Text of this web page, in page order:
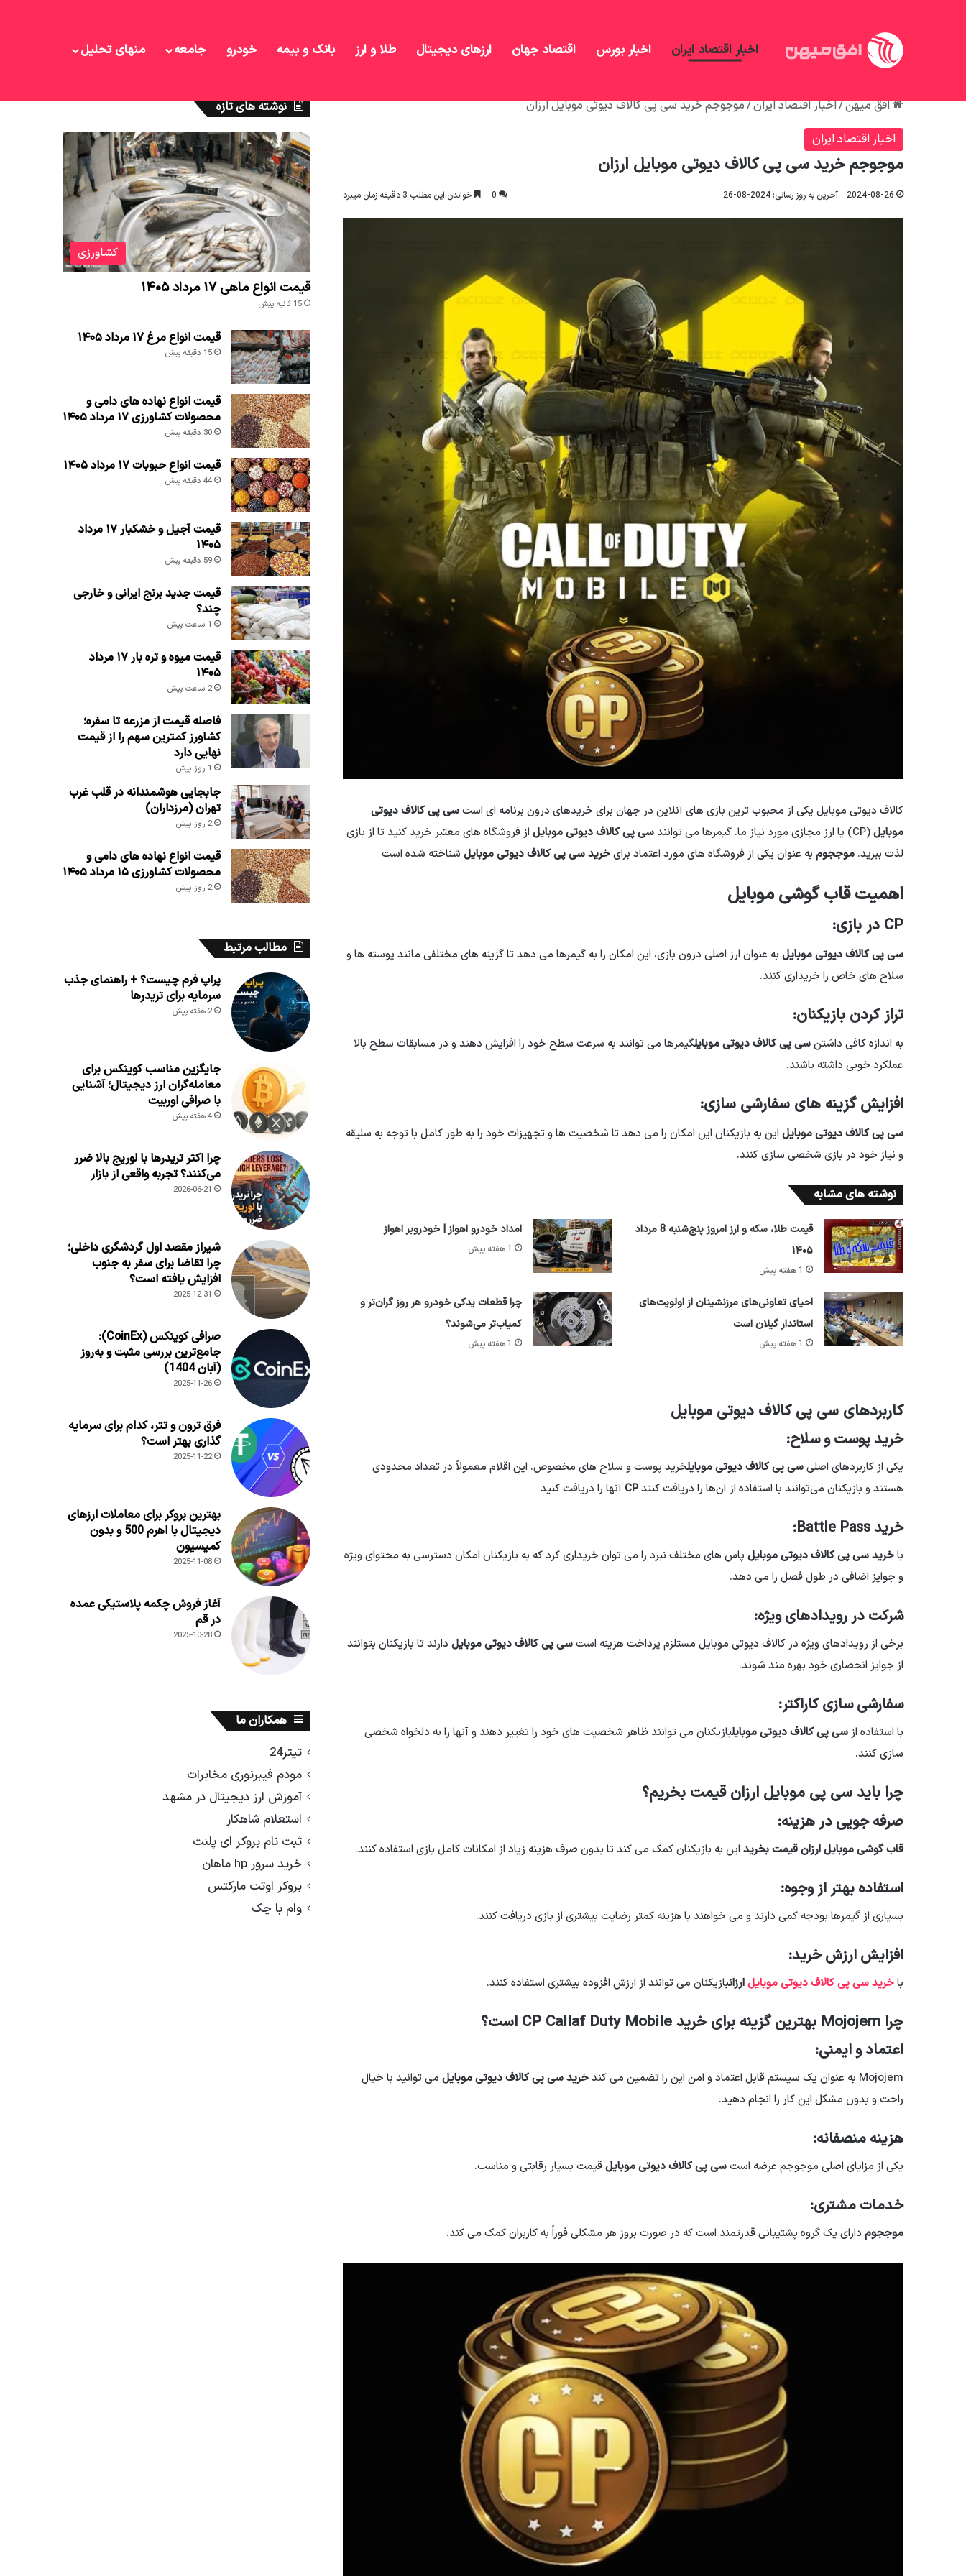
اخبار اقتصاد ایران اخبار بورس اقتصاد جهان ارزهای دیجیتال طلا و ارز بانک و بیمه خودرو جامعه منهای تحلیل
افق میهن/اخبار اقتصاد ایران/موجوجم خرید سی پی کالاف دیوتی موبایل ارزان
اخبار اقتصاد ایران
موجوجم خرید سی پی کالاف دیوتی موبایل ارزان
2024-08-26 آخرین به روز رسانی: 2024-08-26 0 خواندن این مطلب 3 دقیقه زمان میبرد
کالاف دیوتی موبایل یکی از محبوب ترین بازی های آنلاین در جهان برای خریدهای درون برنامه ای استسی پی کالاف دیوتی
موبایل(CP) یا ارز مجازی مورد نیاز ما. گیمرها می توانند سی پی کالاف دیوتی موبایل از فروشگاه های معتبر خرید کنید تا از بازی
لذت ببرید. موججوم به عنوان یکی از فروشگاه های مورد اعتماد برایخرید سی پی کالاف دیوتی موبایل شناخته شده است
اهمیت قاب گوشی موبایل
CP در بازی:
سی پی کالاف دیوتی موبایل به عنوان ارز اصلی درون بازی، این امکان را به گیمرها می دهد تا گزینه های مختلفی مانند پوسته ها و
سلاح های خاص را خریداری کنند.
تراز کردن بازیکنان:
به اندازه کافی داشتنسی پی کالاف دیوتی موبایلگیمرها می توانند به سرعت سطح خود را افزایش دهند و در مسابقات سطح بالا
عملکرد خوبی داشته باشند.
افزایش گزینه های سفارشی سازی:
سی پی کالاف دیوتی موبایل این به بازیکنان این امکان را می دهد تا شخصیت ها و تجهیزات خود را به طور کامل با توجه به سلیقه
و نیاز خود در بازی شخصی سازی کنند.
نوشته های مشابه
قیمت طلا، سکه و ارز امروز پنج‌شنبه 8 مرداد
۱۴۰۵
1 هفته پیش
امداد خودرو اهواز | خودروبر اهواز
1 هفته پیش
احیای تعاونی‌های مرزنشینان از اولویت‌های
استاندار گیلان است
1 هفته پیش
چرا قطعات یدکی خودرو هر روز گران‌تر و
کمیاب‌تر می‌شوند؟
1 هفته پیش
کاربردهای سی پی کالاف دیوتی موبایل
خرید پوست و سلاح:
یکی از کاربردهای اصلیسی پی کالاف دیوتی موبایلخرید پوست و سلاح های مخصوص. این اقلام معمولاً در تعداد محدودی
هستند و بازیکنان می‌توانند با استفاده از آن‌ها را دریافت کنندCP آنها را دریافت کنید
خرید Battle Pass:
باخرید سی پی کالاف دیوتی موبایل پاس های مختلف نبرد را می توان خریداری کرد که به بازیکنان امکان دسترسی به محتوای ویژه
و جوایز اضافی در طول فصل را می دهد.
شرکت در رویدادهای ویژه:
برخی از رویدادهای ویژه در کالاف دیوتی موبایل مستلزم پرداخت هزینه استسی پی کالاف دیوتی موبایل دارند تا بازیکنان بتوانند
از جوایز انحصاری خود بهره مند شوند.
سفارشی سازی کاراکتر:
با استفاده ازسی پی کالاف دیوتی موبایلبازیکنان می توانند ظاهر شخصیت های خود را تغییر دهند و آنها را به دلخواه شخصی
سازی کنند.
چرا باید سی پی موبایل ارزان قیمت بخریم؟
صرفه جویی در هزینه:
قاب گوشی موبایل ارزان قیمت بخرید این به بازیکنان کمک می کند تا بدون صرف هزینه زیاد از امکانات کامل بازی استفاده کنند.
استفاده بهتر از وجوه:
بسیاری از گیمرها بودجه کمی دارند و می خواهند با هزینه کمتر رضایت بیشتری از بازی دریافت کنند.
افزایش ارزش خرید:
باخرید سی پی کالاف دیوتی موبایلارزانبازیکنان می توانند از ارزش افزوده بیشتری استفاده کنند.
چرا Mojojem بهترین گزینه برای خرید CP Callaf Duty Mobile است؟
اعتماد و ایمنی:
Mojojem به عنوان یک سیستم قابل اعتماد و امن این را تضمین می کند خرید سی پی کالاف دیوتی موبایل می توانید با خیال
راحت و بدون مشکل این کار را انجام دهید.
هزینه منصفانه:
یکی از مزایای اصلی موجوجم عرضه استسی پی کالاف دیوتی موبایلقیمت بسیار رقابتی و مناسب.
خدمات مشتری:
موججوم دارای یک گروه پشتیبانی قدرتمند است که در صورت بروز هر مشکلی فوراً به کاربران کمک می کند.
نوشته های تازه
کشاورزی
قیمت انواع ماهی ۱۷ مرداد ۱۴۰۵
15 ثانیه پیش
قیمت انواع مرغ ۱۷ مرداد ۱۴۰۵
15 دقیقه پیش
قیمت انواع نهاده های دامی و
محصولات کشاورزی ۱۷ مرداد ۱۴۰۵
30 دقیقه پیش
قیمت انواع حبوبات ۱۷ مرداد ۱۴۰۵
44 دقیقه پیش
قیمت آجیل و خشکبار ۱۷ مرداد
۱۴۰۵
59 دقیقه پیش
قیمت جدید برنج ایرانی و خارجی
چند؟
1 ساعت پیش
قیمت میوه و تره بار ۱۷ مرداد
۱۴۰۵
2 ساعت پیش
فاصله قیمت از مزرعه تا سفره؛
کشاورز کمترین سهم را از قیمت
نهایی دارد
1 روز پیش
جابجایی هوشمندانه در قلب غرب
تهران (مرزداران)
2 روز پیش
قیمت انواع نهاده های دامی و
محصولات کشاورزی ۱۵ مرداد ۱۴۰۵
2 روز پیش
مطالب مرتبط
پراپ فرم چیست؟ + راهنمای جذب
سرمایه برای تریدرها
2 هفته پیش
جایگزین مناسب کوینکس برای
معامله‌گران ارز دیجیتال؛ آشنایی
با صرافی اوربیت
4 هفته پیش
چرا اکثر تریدرها با لوریج بالا ضرر
می‌کنند؟ تجربه واقعی از بازار
2026-06-21
شیراز مقصد اول گردشگری داخلی؛
چرا تقاضا برای سفر به جنوب
افزایش یافته است؟
2025-12-31
صرافی کوینکس (CoinEx):
جامع‌ترین بررسی مثبت و به‌روز
(آبان 1404)
2025-11-26
فرق ترون و تتر، کدام برای سرمایه
گذاری بهتر است؟
2025-11-22
بهترین بروکر برای معاملات ارزهای
دیجیتال با اهرم 500 و بدون
کمیسیون
2025-11-08
آغاز فروش چکمه پلاستیکی عمده
در قم
2025-10-28
همکاران ما
تیتر24
مودم فیبرنوری مخابرات
آموزش ارز دیجیتال در مشهد
استعلام شاهکار
ثبت نام بروکر ای پلنت
خرید سرور hp ماهان
بروکر اوتت مارکتس
وام با چک